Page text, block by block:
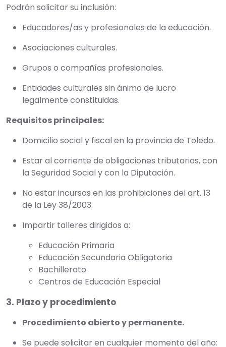
Podrán solicitar su inclusión:
Educadores/as y profesionales de la educación.
Asociaciones culturales.
Grupos o compañías profesionales.
Entidades culturales sin ánimo de lucro
legalmente constituidas.
Requisitos principales:
Domicilio social y fiscal en la provincia de Toledo.
Estar al corriente de obligaciones tributarias, con
la Seguridad Social y con la Diputación.
No estar incursos en las prohibiciones del art. 13
de la Ley 38/2003.
Impartir talleres dirigidos a:
Educación Primaria
Educación Secundaria Obligatoria
Bachillerato
Centros de Educación Especial
3. Plazo y procedimiento
Procedimiento abierto y permanente.
Se puede solicitar en cualquier momento del año: